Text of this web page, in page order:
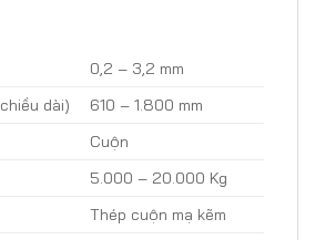
0,2 – 3,2 mm
dài)
610 – 1.800 mm
Cuộn
5.000 – 20.000 Kg
Thép cuộn mạ kẽm